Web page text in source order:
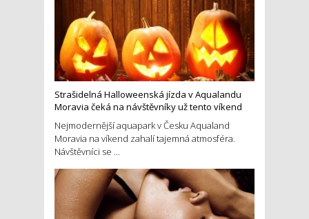
Strašidelná Halloweenská jízda v Aqualandu
Moravia čeká na návštěvníky už tento víkend
Nejmodernější aquapark v Česku Aqualand
Moravia na víkend zahalí tajemná atmosféra.
Návštěvníci se ...